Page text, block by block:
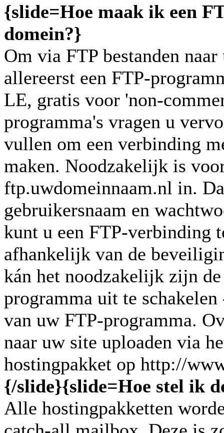
{slide=Hoe maak ik een
domein?}
Om via FTP bestanden
allereerst een FTP-
LE, gratis voor 'non-
programma's vragen u
vullen om een verbinding
maken. Noodzakelijk is
ftp.uwdomeinnaam.nl in.
gebruikersnaam en
kunt u een FTP-verbinding
afhankelijk van de
kán het noodzakelijk zijn
programma uit te
van uw FTP-programma.
naar uw site uploaden via
hostingpakket op http://
{/slide}{slide=Hoe stel ik
Alle hostingpakketten